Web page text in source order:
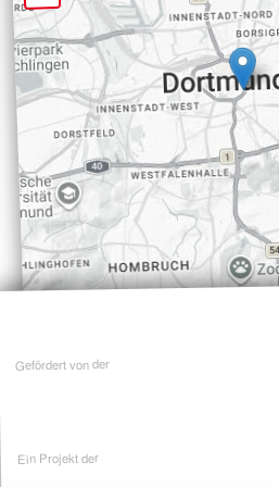
Gefördert von der
Ein Projekt der